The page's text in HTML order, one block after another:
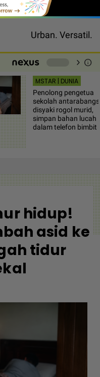
Urban. Versatil.
chevron_right info
MSTAR | DUNIA
Penolong pengetua
sekolah
disyaki rogol murid,
simpan bahan lucah
dalam telefon bimbit
hidup!
asid ke
tidur